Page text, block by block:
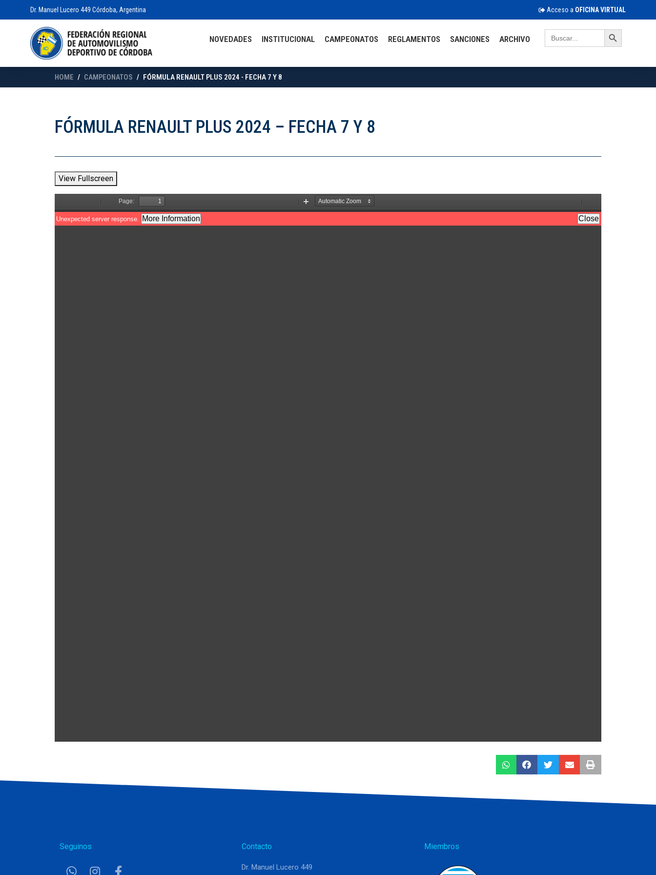
Dr. Manuel Lucero 449 Córdoba, Argentina Acceso a OFICINA VIRTUAL
NOVEDADES INSTITUCIONAL CAMPEONATOS REGLAMENTOS SANCIONES ARCHIVO
Search
for:
Search Button
HOME CAMPEONATOS FÓRMULA RENAULT PLUS 2024 - FECHA 7 Y 8
FÓRMULA RENAULT PLUS 2024 – FECHA 7 Y 8
View Fullscreen
Seguinos Contacto
Dr. Manuel Lucero 449
Miembros